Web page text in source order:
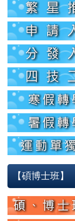
【碩博士班】